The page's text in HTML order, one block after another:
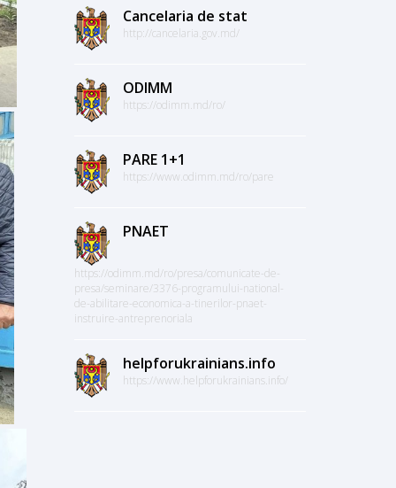
Cancelaria de stat
http://cancelaria.gov.md/
ODIMM
https://odimm.md/ro/
PARE 1+1
https://www.odimm.md/ro/pare
PNAET
https://odimm.md/ro/presa/comunicate-de-
presa/seminare/3376-programului-national-
de-abilitare-economica-a-tinerilor-pnaet-
instruire-antreprenoriala
helpforukrainians.info
https://www.helpforukrainians.info/